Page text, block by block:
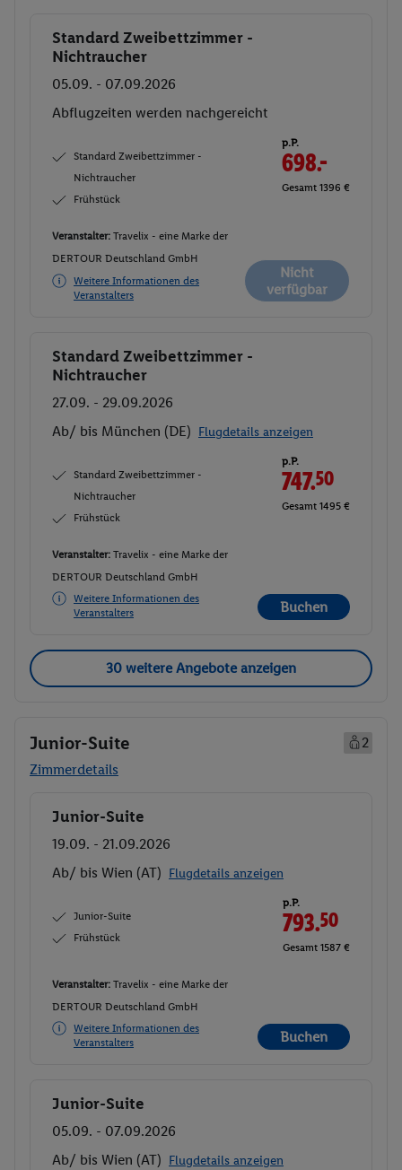
Buchen
Standard Zweibettzimmer -
Nichtraucher
05.09. - 07.09.2026
Abflugzeiten werden nachgereicht
Standard Zweibettzimmer -
Nichtraucher
Frühstück
p.P.
698.-
Gesamt 1396 €
Veranstalter: Travelix - eine Marke der
DERTOUR Deutschland GmbH
Weitere Informationen des
Veranstalters
Nicht
verfügbar
Buchen
Standard Zweibettzimmer -
Nichtraucher
27.09. - 29.09.2026
Ab/ bis München (DE) Flugdetails anzeigen
Standard Zweibettzimmer -
Nichtraucher
Frühstück
p.P.
747.50
Gesamt 1495 €
Veranstalter: Travelix - eine Marke der
DERTOUR Deutschland GmbH
Weitere Informationen des
Veranstalters
Buchen
30 weitere Angebote anzeigen
Junior-Suite
2
Zimmerdetails
Buchen
Junior-Suite
19.09. - 21.09.2026
Ab/ bis Wien (AT) Flugdetails anzeigen
Junior-Suite
Frühstück
p.P.
793.50
Gesamt 1587 €
Veranstalter: Travelix - eine Marke der
DERTOUR Deutschland GmbH
Weitere Informationen des
Veranstalters
Buchen
Buchen
Junior-Suite
05.09. - 07.09.2026
Ab/ bis Wien (AT) Flugdetails anzeigen